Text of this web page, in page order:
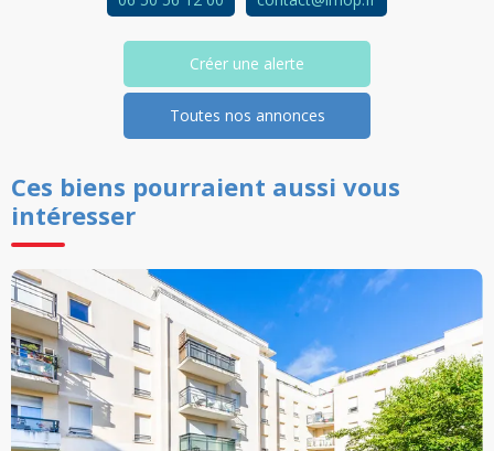
Créer une alerte
Toutes nos annonces
Ces biens pourraient aussi vous
intéresser